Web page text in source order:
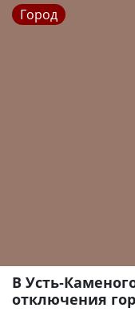
Город
В Усть-
отключения